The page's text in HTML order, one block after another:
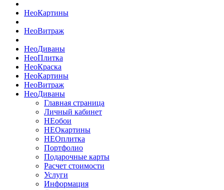
НеоКартины
НеоВитраж
НеоДиваны
НеоПлитка
НеоКраска
НеоКартины
НеоВитраж
НеоДиваны
Главная страница
Личный кабинет
НЕобои
НЕОкартины
НЕОплитка
Портфолио
Подарочные карты
Расчет стоимости
Услуги
Информация